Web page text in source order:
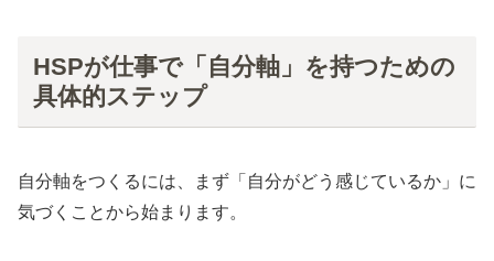
HSPが仕事で「自分軸」を持つための
具体的ステップ
自分軸をつくるには、まず「自分がどう感じているか」に
気づくことから始まります。